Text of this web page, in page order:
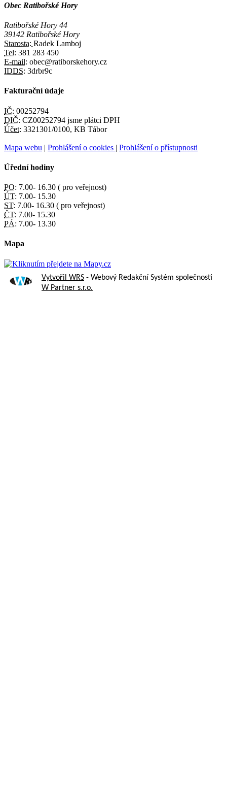
Obec Ratibořské Hory
Ratibořské Hory 44
39142 Ratibořské Hory
Starosta: Radek Lamboj
Tel: 381 283 450
E-mail: obec@ratiborskehory.cz
IDDS: 3drbr9c
Fakturační údaje
IČ: 00252794
DIČ: CZ00252794 jsme plátci DPH
Účet: 3321301/0100, KB Tábor
Mapa webu | Prohlášení o cookies | Prohlášení o přístupnosti
Úřední hodiny
PO: 7.00- 16.30 ( pro veřejnost)
ÚT: 7.00- 15.30
ST: 7.00- 16.30 ( pro veřejnost)
ČT: 7.00- 15.30
PÁ: 7.00- 13.30
Mapa
Vytvořil WRS - Webový Redakční Systém společnosti
W Partner s.r.o.